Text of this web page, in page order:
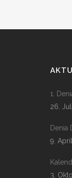
1.
26.
Denia
9.
3.